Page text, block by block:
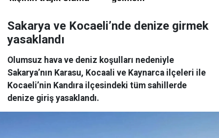
Sakarya ve Kocaeli’nde denize girmek
yasaklandı
Olumsuz hava ve deniz koşulları nedeniyle
Sakarya’nın Karasu, Kocaali ve Kaynarca ilçeleri ile
Kocaeli’nin Kandıra ilçesindeki tüm sahillerde
denize giriş yasaklandı.